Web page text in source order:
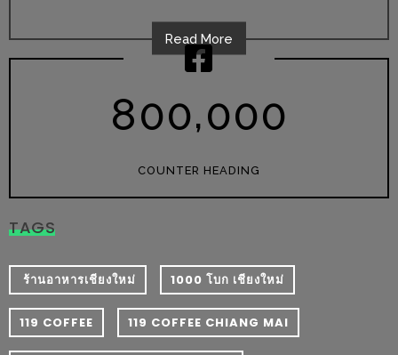
ยั้ง
หมู
บาน
ปลาย
ไม่
เกิน
Read More
800,000
COUNTER HEADING
TAGS
​ ร้านอาหารเชียงใหม่ 1000 โบก เชียงใหม่
119 COFFEE 119 COFFEE CHIANG MAI